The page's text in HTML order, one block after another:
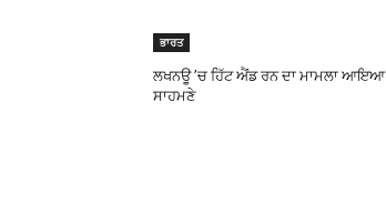
ਭਾਰਤ
ਲਖਨਊ ’ਚ ਹਿੱਟ ਐਂਡ ਰਨ ਦਾ ਮਾਮਲਾ ਆਇਆ
ਸਾਹਮਣੇ